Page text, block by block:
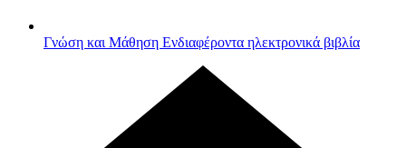
Γνώση και Μάθηση Ενδιαφέροντα ηλεκτρονικά βιβλία